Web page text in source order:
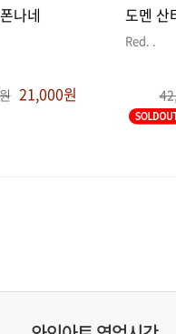
나네
21,000원
도멘 산
Red. .